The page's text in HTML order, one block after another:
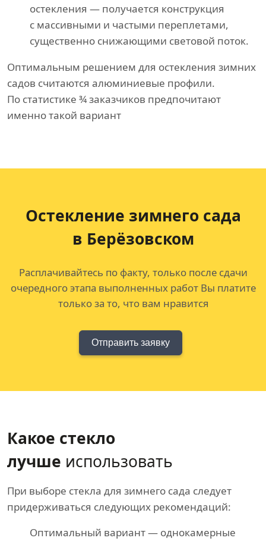
остекления — получается конструкция
с массивными и частыми переплетами,
существенно снижающими световой поток.
Оптимальным решением для остекления зимних
садов считаются алюминиевые профили.
По статистике ¾ заказчиков предпочитают
именно такой вариант
Остекление зимнего сада
в Берёзовском
Расплачивайтесь по факту, только после сдачи
очередного этапа выполненных работ Вы платите
только за то, что вам нравится
Отправить заявку
Какое стекло
лучше использовать
При выборе стекла для зимнего сада следует
придерживаться следующих рекомендаций:
Оптимальный вариант — однокамерные